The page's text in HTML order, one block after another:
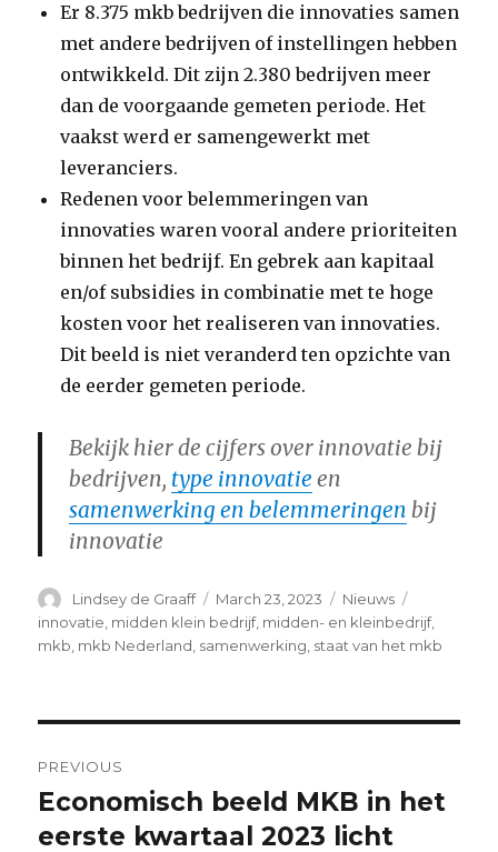
Er 8.375 mkb bedrijven die innovaties samen
met andere bedrijven of instellingen hebben
ontwikkeld. Dit zijn 2.380 bedrijven meer
dan de voorgaande gemeten periode. Het
vaakst werd er samengewerkt met
leveranciers.
Redenen voor belemmeringen van
innovaties waren vooral andere prioriteiten
binnen het bedrijf. En gebrek aan kapitaal
en/of subsidies in combinatie met te hoge
kosten voor het realiseren van innovaties.
Dit beeld is niet veranderd ten opzichte van
de eerder gemeten periode.
Bekijk hier de cijfers over innovatie bij
bedrijven, type innovatie en
samenwerking en belemmeringen bij
innovatie
Author
Lindsey de Graaff
Posted
on
March 23, 2023 Categories
Nieuws
innovatie midden klein bedrijf, midden- en kleinbedrijf,
mkb mkb Nederland samenwerking staat van het mkb
navigation
PREVIOUS
Previous
post:
Economisch beeld MKB in het
eerste kwartaal 2023 licht